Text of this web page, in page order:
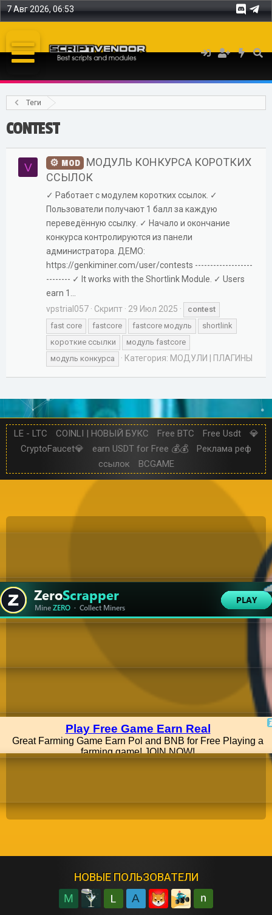
7 Авг 2026, 06:53
Теги
CONTEST
V MOD
МОДУЛЬ КОНКУРСА КОРОТКИХ
ССЫЛОК
✓ Работает с модулем коротких ссылок. ✓
Пользователи получают 1 балл за каждую
переведённую ссылку. ✓ Начало и окончание
конкурса контролируются из панели
администратора. ДЕМО:
https://genkiminer.com/user/contests -------------------
-------- ✓ It works with the Shortlink Module. ✓ Users
earn 1...
vpstrial057
Скрипт 29 Июл 2025
contest
fast core
fastcore fastcore модуль
shortlink
короткие ссылки
модуль fastcore
модуль конкурса
Категория: МОДУЛИ | ПЛАГИНЫ
LE - LTC COINLI | НОВЫЙ БУКС Free BTC Free Usdt
💎
CryptoFaucet💎
earn USDT for Free 💰💰
Реклама реф
ссылок
BCGAME
НОВЫЕ ПОЛЬЗОВАТЕЛИ
M A